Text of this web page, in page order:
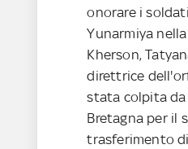
onorare i
Yunarmiya
Kherson,
direttrice
stata colpita da
Bretagna per il
trasferimento di